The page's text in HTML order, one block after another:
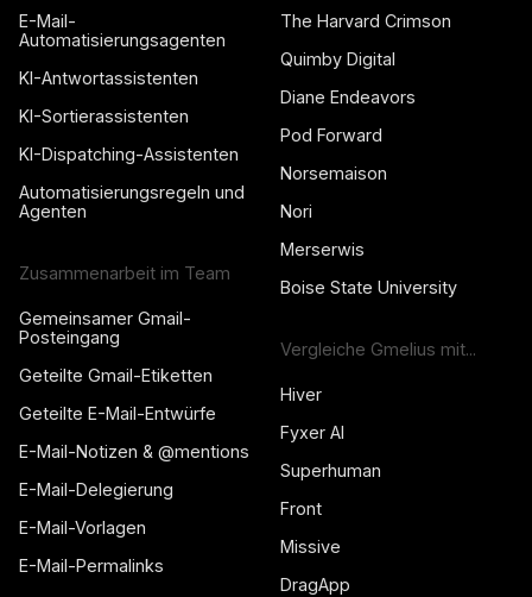
E-Mail-
Automatisierungsagenten
KI-Antwortassistenten
KI-Sortierassistenten
KI-Dispatching-Assistenten
Automatisierungsregeln und
Agenten
Zusammenarbeit im Team
Gemeinsamer Gmail-
Posteingang
Geteilte Gmail-Etiketten
Geteilte E-Mail-Entwürfe
E-Mail-Notizen & @mentions
E-Mail-Delegierung
E-Mail-Vorlagen
E-Mail-Permalinks
The Harvard Crimson
Quimby Digital
Diane Endeavors
Pod Forward
Norsemaison
Nori
Merserwis
Boise State University
Vergleiche Gmelius mit...
Hiver
Fyxer AI
Superhuman
Front
Missive
DragApp